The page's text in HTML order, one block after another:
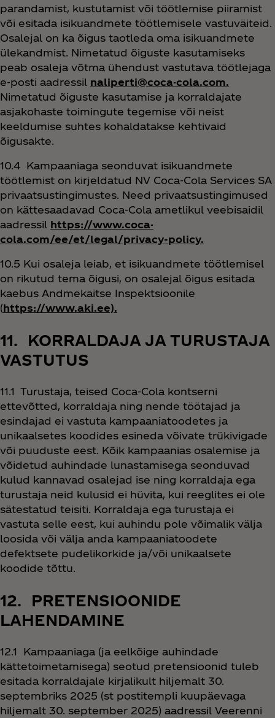
parandamist, kustutamist või töötlemise piiramist
või esitada isikuandmete töötlemisele vastuväiteid.
Osalejal on ka õigus taotleda oma isikuandmete
ülekandmist. Nimetatud õiguste kasutamiseks
peab osaleja võtma ühendust vastutava töötlejaga
e-posti aadressil naliperti@coca-cola.com.
Nimetatud õiguste kasutamise ja korraldajate
asjakohaste toimingute tegemise või neist
keeldumise suhtes kohaldatakse kehtivaid
õigusakte.
10.4 Kampaaniaga seonduvat isikuandmete
töötlemist on kirjeldatud NV Coca‑Cola Services SA
privaatsustingimustes. Need privaatsustingimused
on kättesaadavad Coca‑Cola ametlikul veebisaidil
aadressil https://www.coca-
cola.com/ee/et/legal/privacy-policy.
10.5 Kui osaleja leiab, et isikuandmete töötlemisel
on rikutud tema õigusi, on osalejal õigus esitada
kaebus Andmekaitse Inspektsioonile
(https://www.aki.ee).
11. KORRALDAJA JA TURUSTAJA
VASTUTUS
11.1 Turustaja, teised Coca‑Cola kontserni
ettevõtted, korraldaja ning nende töötajad ja
esindajad ei vastuta kampaaniatoodetes ja
unikaalsetes koodides esineda võivate trükivigade
või puuduste eest. Kõik kampaanias osalemise ja
võidetud auhindade lunastamisega seonduvad
kulud kannavad osalejad ise ning korraldaja ega
turustaja neid kulusid ei hüvita, kui reeglites ei ole
sätestatud teisiti. Korraldaja ega turustaja ei
vastuta selle eest, kui auhindu pole võimalik välja
loosida või välja anda kampaaniatoodete
defektsete pudelikorkide ja/või unikaalsete
koodide tõttu.
12. PRETENSIOONIDE
LAHENDAMINE
12.1 Kampaaniaga (ja eelkõige auhindade
kättetoimetamisega) seotud pretensioonid tuleb
esitada korraldajale kirjalikult hiljemalt 30.
septembriks 2025 (st postitempli kuupäevaga
hiljemalt 30. september 2025) aadressil Veerenni